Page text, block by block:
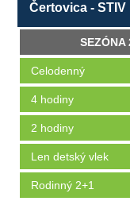
Čertovica - STIV
SEZÓNA
Celodenný
4 hodiny
2 hodiny
Len detský vlek
Rodinný 2+1